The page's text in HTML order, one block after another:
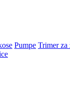
Pumpe Trimer za